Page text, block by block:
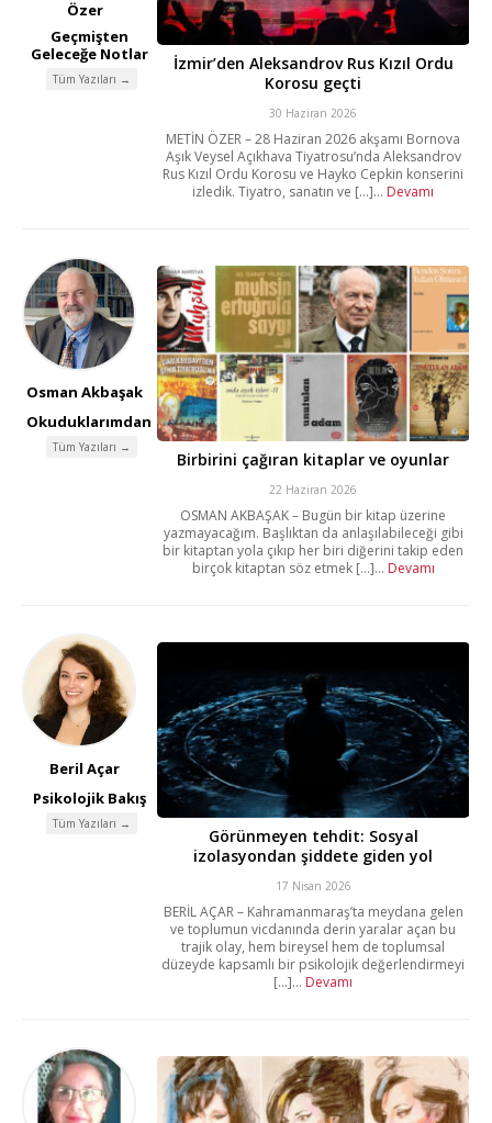
Özer
Geçmişten
Geleceğe Notlar
Tüm Yazıları →
İzmir’den Aleksandrov Rus Kızıl Ordu
Korosu geçti
30 Haziran 2026
METİN ÖZER – 28 Haziran 2026 akşamı Bornova
Aşık Veysel Açıkhava Tiyatrosu’nda Aleksandrov
Rus Kızıl Ordu Korosu ve Hayko Cepkin konserini
izledik. Tiyatro, sanatın ve [...]... Devamı
Osman Akbaşak
Okuduklarımdan
Tüm Yazıları →
Birbirini çağıran kitaplar ve oyunlar
22 Haziran 2026
OSMAN AKBAŞAK – Bugün bir kitap üzerine
yazmayacağım. Başlıktan da anlaşılabileceği gibi
bir kitaptan yola çıkıp her biri diğerini takip eden
birçok kitaptan söz etmek [...]... Devamı
Beril Açar
Psikolojik Bakış
Tüm Yazıları →
Görünmeyen tehdit: Sosyal
izolasyondan şiddete giden yol
17 Nisan 2026
BERİL AÇAR – Kahramanmaraş’ta meydana gelen
ve toplumun vicdanında derin yaralar açan bu
trajik olay, hem bireysel hem de toplumsal
düzeyde kapsamlı bir psikolojik değerlendirmeyi
[...]... Devamı